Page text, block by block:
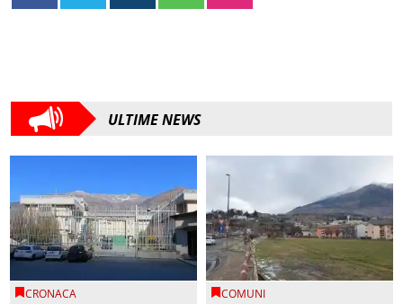
ULTIME NEWS
CRONACA COMUNI